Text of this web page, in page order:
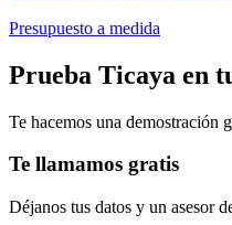
Presupuesto a medida
Prueba Ticaya en
Te hacemos una demostración
Te llamamos gratis
Déjanos tus datos y un asesor